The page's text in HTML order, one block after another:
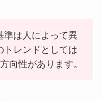
準は人によって異
トレンドとしては
向性があります。